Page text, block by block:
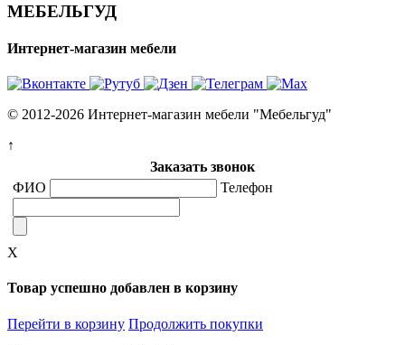
МЕБЕЛЬГУД
Интернет-магазин мебели
© 2012-2026 Интернет-магазин мебели "Мебельгуд"
↑
Заказать звонок
ФИО
Телефон
X
Товар успешно добавлен в корзину
Перейти в корзину Продолжить покупки